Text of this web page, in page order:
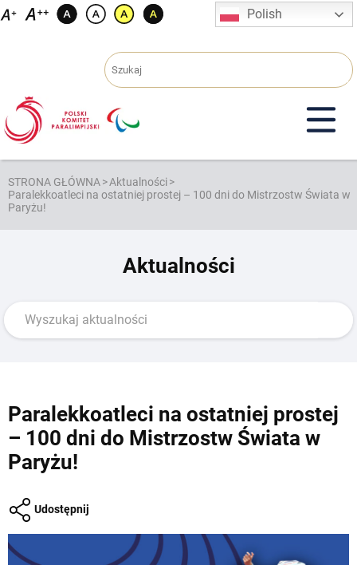
Przejdź
Polish
STRONA GŁÓWNA>Aktualności>
Paralekkoatleci na ostatniej prostej – 100 dni do Mistrzostw Świata w
Paryżu!
Aktualności
Paralekkoatleci na ostatniej prostej
– 100 dni do Mistrzostw Świata w
Paryżu!
Udostępnij